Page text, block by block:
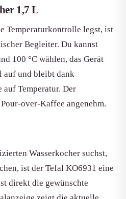
1,7 L
Temperaturkontrolle legst, ist
Begleiter. Du kannst
100 °C wählen, das Gerät
auf und bleibt dank
Temperatur. Der
over-Kaffee angenehm.
Wasserkocher suchst,
ist der Tefal KO6931 eine
direkt die gewünschte